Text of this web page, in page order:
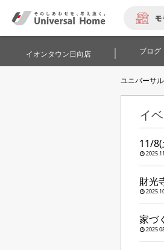
イオンタウン日向店 ブログ
ユニバーサ
イ
11/
財光
家づ